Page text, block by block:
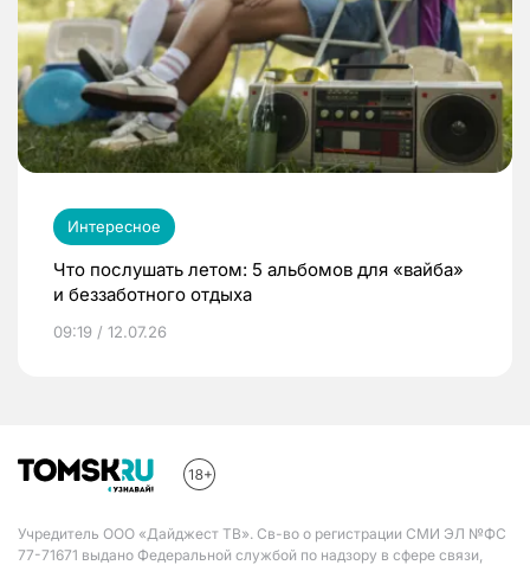
Интересное
Что послушать летом: 5 альбомов для «вайба»
и беззаботного отдыха
09:19 / 12.07.26
Учредитель ООО «Дайджест ТВ». Св-во о регистрации СМИ ЭЛ №ФС
77-71671 выдано Федеральной службой по надзору в сфере связи,